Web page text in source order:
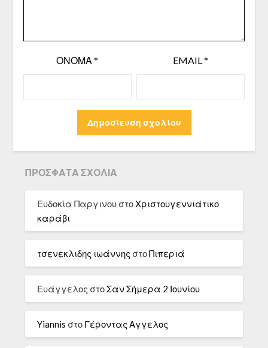
ΌΝΟΜΑ* EMAIL*
ΠΡΌΣΦΑΤΑ ΣΧΌΛΙΑ
Ευδοκία Παργινου στοΧριστουγεννιάτικο
καράβι
τσενεκλιδης ιωάννης στοΠιπεριά
Ευάγγελος στοΣαν Σήμερα 2 Ιουνίου
Yiannis στο Γέροντας Αγγελος